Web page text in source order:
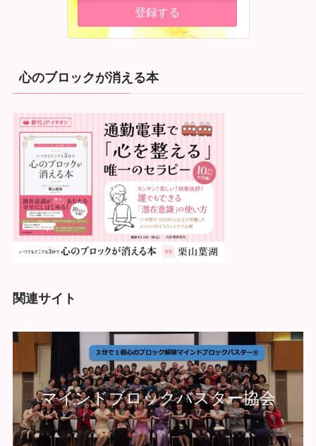
心のブロックが消える本
関連サイト
マインドブロックバスター協会